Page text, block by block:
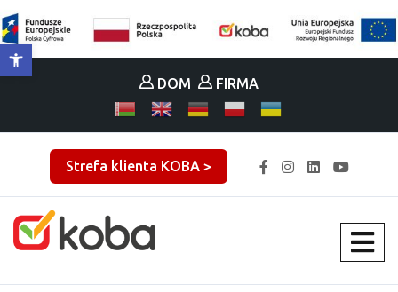
DOM FIRMA
Strefa klienta KOBA >
Otwórz pasek narzędzi